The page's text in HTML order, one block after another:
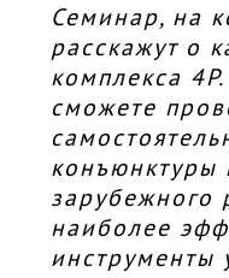
Семинар, на
расскажут о
комплекса
сможете
конъюнктуры
зарубежного
наиболее
инструменты